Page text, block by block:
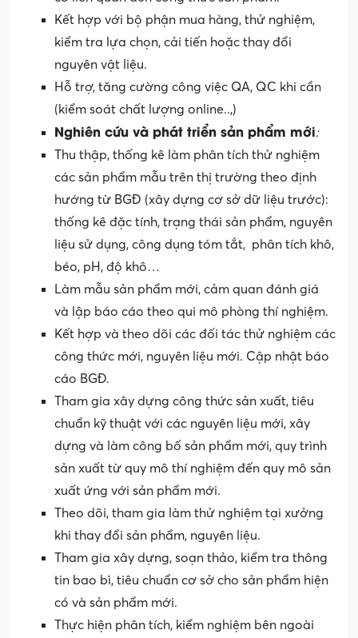
Kết hợp với bộ phận mua hàng, thử nghiệm,
kiểm tra lựa chọn, cải tiến hoặc thay đổi
nguyên vật liệu.
Hỗ trợ, tăng cường công việc QA, QC khi cần
(kiểm soát chất lượng online..,)
Nghiên cứu và phát triển sản phẩm mới:
Thu thập, thống kê làm phân tích thử nghiệm
các sản phẩm mẫu trên thị trường theo định
hướng từ BGĐ (xây dựng cơ sở dữ liệu trước):
thống kê đặc tính, trạng thái sản phẩm, nguyên
liệu sử dụng, công dụng tóm tắt, phân tích khô,
béo, pH, độ khô…
Làm mẫu sản phẩm mới, cảm quan đánh giá
và lập báo cáo theo qui mô phòng thí nghiệm.
Kết hợp và theo dõi các đối tác thử nghiệm các
công thức mới, nguyên liệu mới. Cập nhật báo
cáo BGĐ.
Tham gia xây dựng công thức sản xuất, tiêu
chuẩn kỹ thuật với các nguyên liệu mới, xây
dựng và làm công bố sản phẩm mới, quy trình
sản xuất từ quy mô thí nghiệm đến quy mô sản
xuất ứng với sản phẩm mới.
Theo dõi, tham gia làm thử nghiệm tại xưởng
khi thay đổi sản phẩm, nguyên liệu.
Tham gia xây dựng, soạn thảo, kiểm tra thông
tin bao bì, tiêu chuẩn cơ sở cho sản phẩm hiện
có và sản phẩm mới.
Thực hiện phân tích, kiểm nghiệm bên ngoài